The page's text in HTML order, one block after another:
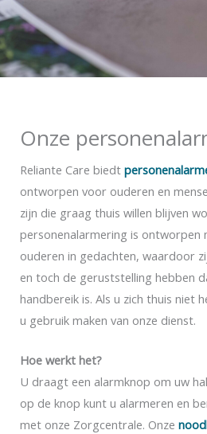
Onze
Reliante Care biedt
ontworpen voor ouderen en
zijn die graag thuis willen blijven
personenalarmering is ontworpen
ouderen in gedachten, waardoor
en toch de geruststelling hebben
handbereik is. Als u zich thuis niet
u gebruik maken van onze dienst.
Hoe werkt het?
U draagt een alarmknop om uw
op de knop kunt u alarmeren en
met onze Zorgcentrale. Onze